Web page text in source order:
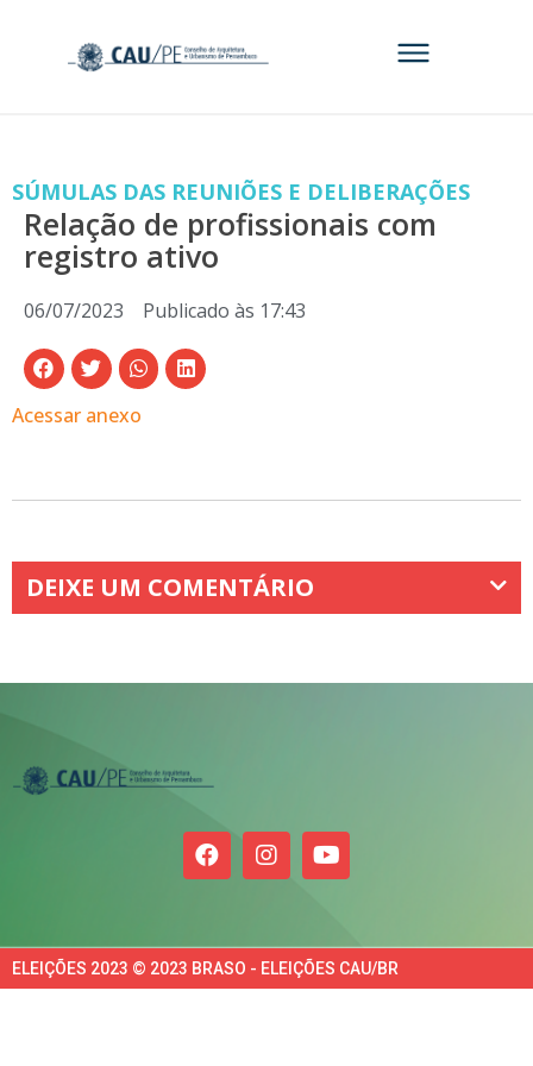
SÚMULAS DAS REUNIÕES E DELIBERAÇÕES
Relação de profissionais com
registro ativo
06/07/2023 Publicado às 17:43
Acessar anexo
DEIXE UM COMENTÁRIO
ELEIÇÕES 2023 © 2023 BRASO - ELEIÇÕES CAU/BR